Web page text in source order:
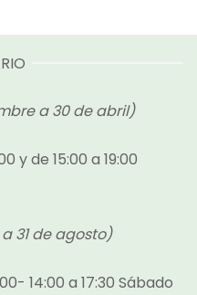
a 30 de abril)
y de 15:00 a 19:00
31 de agosto)
14:00 a 17:30 Sábado